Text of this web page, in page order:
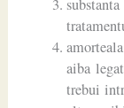
aiba
trebui